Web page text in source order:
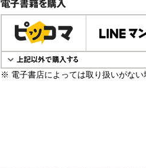
電子書籍で購入
※ 電子書店によっては取り扱いがない